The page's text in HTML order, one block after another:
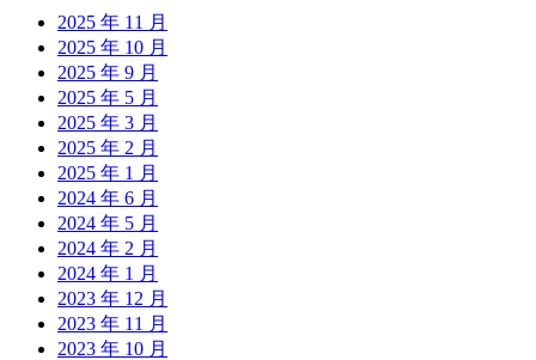
2025 年 11 月
2025 年 10 月
2025 年 9 月
2025 年 5 月
2025 年 3 月
2025 年 2 月
2025 年 1 月
2024 年 6 月
2024 年 5 月
2024 年 2 月
2024 年 1 月
2023 年 12 月
2023 年 11 月
2023 年 10 月